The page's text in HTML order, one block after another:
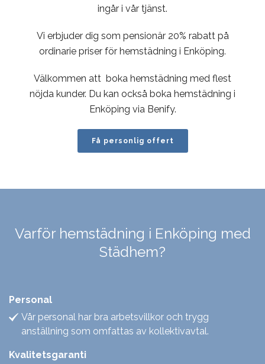
ingår i vår tjänst.
Vi erbjuder dig som pensionär 20% rabatt på
ordinarie priser för hemstädning i Enköping.
Välkommen att boka hemstädning med flest
nöjda kunder. Du kan också boka hemstädning i
Enköping via Benify.
Få personlig offert
Varför hemstädning i Enköping med
Städhem?
Personal
Vår personal har bra arbetsvillkor och trygg
anställning som omfattas av kollektivavtal.
Kvalitetsgaranti